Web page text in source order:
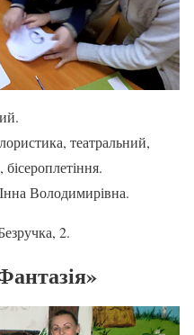
театральний,
Володимирівна.
2.